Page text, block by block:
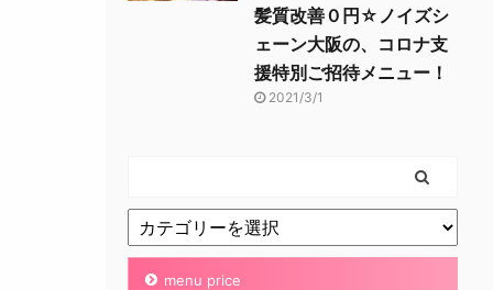
髪質改善０円☆ノイズシ
ェーン大阪の、コロナ支
援特別ご招待メニュー！
2021/3/1
menu price